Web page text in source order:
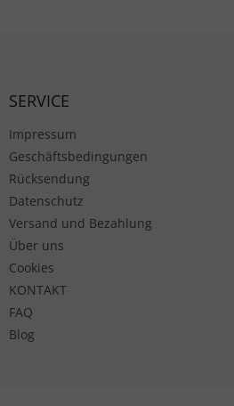
SERVICE
Impressum
Geschäftsbedingungen
Rücksendung
Datenschutz
Versand und Bezahlung
Über uns
Cookies
KONTAKT
FAQ
Blog